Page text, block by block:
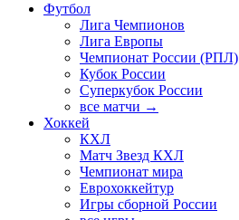
Футбол
Лига Чемпионов
Лига Европы
Чемпионат России (РПЛ)
Кубок России
Суперкубок России
все матчи →
Хоккей
КХЛ
Матч Звезд КХЛ
Чемпионат мира
Еврохоккейтур
Игры сборной России